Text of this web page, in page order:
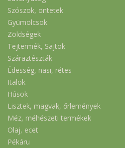
Szószok, öntetek
Gyümölcsök
Zöldségek
Tejtermék, Sajtok
Száraztészták
Édesség, nasi, rétes
Italok
Húsok
Lisztek, magvak, őrlemények
Méz, méhészeti termékek
Olaj, ecet
Pékáru